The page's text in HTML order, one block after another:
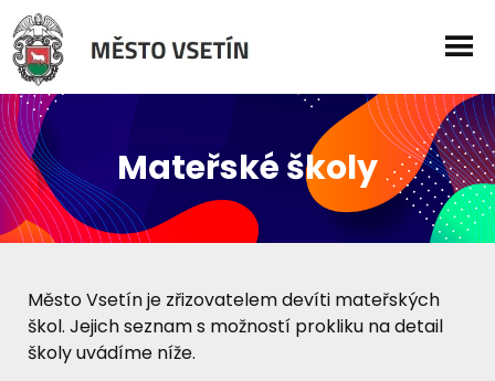
Mateřské školy
Město Vsetín je zřizovatelem devíti mateřských
škol. Jejich seznam s možností prokliku na detail
školy uvádíme níže.